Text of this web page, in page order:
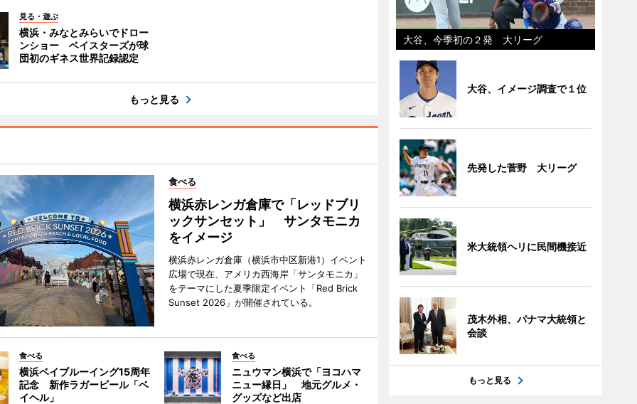
見る・遊ぶ
横浜・みなとみらいでドロー
ンショー ベイスターズが球
団初のギネス世界記録認定
もっと見る
食べる
横浜赤レンガ倉庫で「レッドブリ
ックサンセット」 サンタモニカ
をイメージ
横浜赤レンガ倉庫（横浜市中区新港1）イベント
広場で現在、アメリカ西海岸「サンタモニカ」
をテーマにした夏季限定イベント「Red Brick
Sunset 2026」が開催されている。
食べる
横浜ベイブルーイング15周年
記念 新作ラガービール「ベ
イヘル」
食べる
ニュウマン横浜で「ヨコハマ
ニュー縁日」 地元グルメ・
グッズなど出店
大谷、今季初の２発 大リーグ
大谷、イメージ調査で１位
先発した菅野 大リーグ
米大統領ヘリに民間機接近
茂木外相、パナマ大統領と
会談
もっと見る